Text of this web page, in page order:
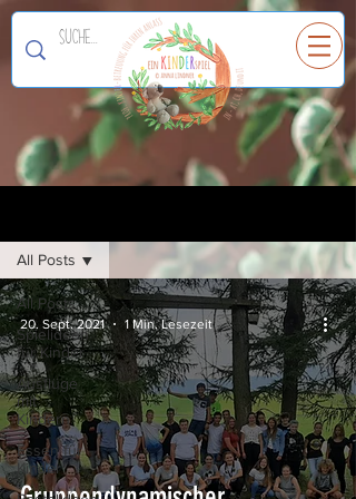
EinKINDERspiel
All Posts
Spielideen
für Kinder
Ausflüge
mit
Kindern
Essen für
Kinder
All Posts
20. Sept. 2021 1 Min. Lesezeit